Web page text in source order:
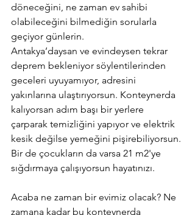
döneceğini, ne zaman ev sahibi
olabileceğini bilmediğin sorularla
geçiyor günlerin.
Antakya’daysan ve evindeysen tekrar
deprem bekleniyor söylentilerinden
geceleri uyuyamıyor, adresini
yakınlarına ulaştırıyorsun. Konteynerda
kalıyorsan adım başı bir yerlere
çarparak temizliğini yapıyor ve elektrik
kesik değilse yemeğini pişirebiliyorsun.
Bir de çocukların da varsa 21 m2'ye
sığdırmaya çalışıyorsun hayatınızı.
Acaba ne zaman bir evimiz olacak? Ne
zamana kadar bu konteynerda